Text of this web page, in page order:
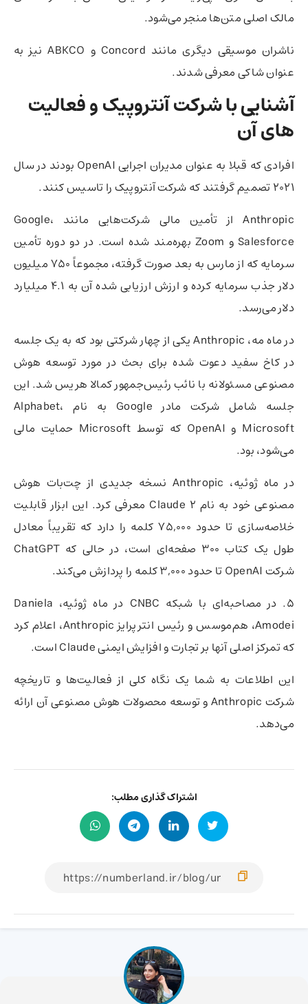
مالک اصلی متن‌ها منجر می‌شود.
ناشران موسیقی دیگری مانند Concord و ABKCO نیز به
عنوان شاکی معرفی شدند.
آشنایی با شرکت آنتروپیک و فعالیت
های آن
افرادی که قبلا به عنوان مدیران اجرایی OpenAI بودند در سال
2021 تصمیم گرفتند که شرکت آنتروپیک را تاسیس کنند.
Anthropic از تأمین مالی شرکت‌هایی مانند Google،
Salesforce و Zoom بهره‌مند شده است. در دو دوره تأمین
سرمایه که از مارس به بعد صورت گرفته، مجموعاً 750 میلیون
دلار جذب سرمایه کرده و ارزش ارزیابی شده آن به 4.1 میلیارد
دلار می‌رسد.
در ماه مه، Anthropic یکی از چهار شرکتی بود که به یک جلسه
در کاخ سفید دعوت شده برای بحث در مورد توسعه هوش
مصنوعی مسئولانه با نائب رئیس‌جمهور کمالا هریس شد. این
جلسه شامل شرکت مادر Google به نام Alphabet،
Microsoft و OpenAI که توسط Microsoft حمایت مالی
می‌شود، بود.
در ماه ژوئیه، Anthropic نسخه جدیدی از چت‌بات هوش
مصنوعی خود به نام Claude 2 معرفی کرد. این ابزار قابلیت
خلاصه‌سازی تا حدود 75,000 کلمه را دارد که تقریباً معادل
طول یک کتاب 300 صفحه‌ای است، در حالی که ChatGPT
شرکت OpenAI تا حدود 3,000 کلمه را پردازش می‌کند.
5. در مصاحبه‌ای با شبکه CNBC در ماه ژوئیه، Daniela
Amodei، هم‌موسس و رئیس انترپرایز Anthropic، اعلام کرد
که تمرکز اصلی آنها بر تجارت و افزایش ایمنی Claude است.
این اطلاعات به شما یک نگاه کلی از فعالیت‌ها و تاریخچه
شرکت Anthropic و توسعه محصولات هوش مصنوعی آن ارائه
می‌دهد.
اشتراک گذاری مطلب: